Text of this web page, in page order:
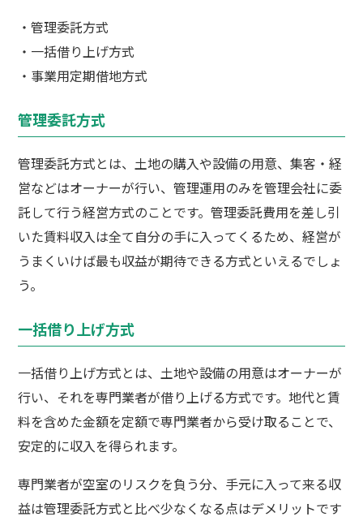
・管理委託方式
・一括借り上げ方式
・事業用定期借地方式
管理委託方式
管理委託方式とは、土地の購入や設備の用意、集客・経
営などはオーナーが行い、管理運用のみを管理会社に委
託して行う経営方式のことです。管理委託費用を差し引
いた賃料収入は全て自分の手に入ってくるため、経営が
うまくいけば最も収益が期待できる方式といえるでしょ
う。
一括借り上げ方式
一括借り上げ方式とは、土地や設備の用意はオーナーが
行い、それを専門業者が借り上げる方式です。地代と賃
料を含めた金額を定額で専門業者から受け取ることで、
安定的に収入を得られます。
専門業者が空室のリスクを負う分、手元に入って来る収
益は管理委託方式と比べ少なくなる点はデメリットです